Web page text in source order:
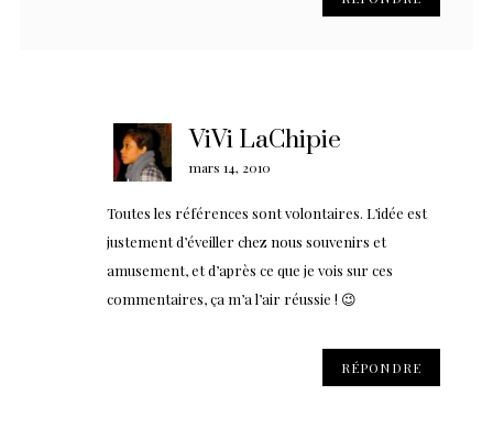
ViVi LaChipie
mars 14, 2010
Toutes les références sont volontaires. L’idée est
justement d’éveiller chez nous souvenirs et
amusement, et d’après ce que je vois sur ces
commentaires, ça m’a l’air réussie ! 😉
RÉPONDRE